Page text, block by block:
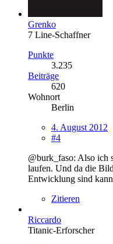
Grenko
7 Line-Schaffner
Punkte
3.235
Beiträge
620
Wohnort
Berlin
4. August 2012
#4
@burk_faso: Also ich
laufen. Und da die
Entwicklung sind
Zitieren
Riccardo
Titanic-Erforscher